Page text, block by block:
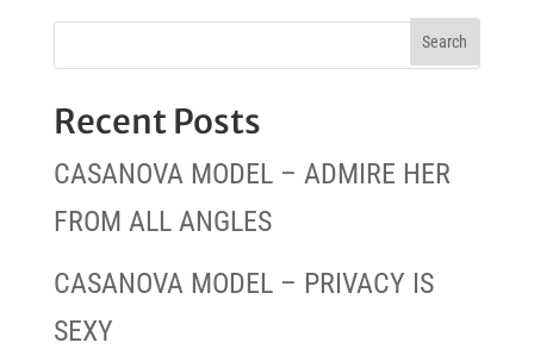
Recent Posts
CASANOVA MODEL – ADMIRE HER
FROM ALL ANGLES
CASANOVA MODEL – PRIVACY IS
SEXY